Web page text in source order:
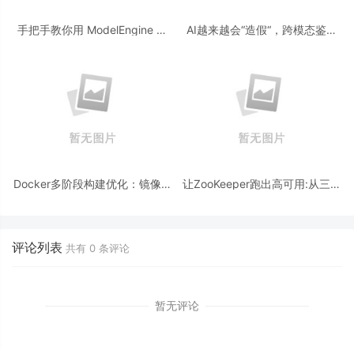
手把手教你用 ModelEngine 打
AI越来越会“造假“，跨模态鉴伪
Docker多阶段构建优化：镜像体
让ZooKeeper跑出高可用:从三节
评论列表 共有 0 条评论
暂无评论